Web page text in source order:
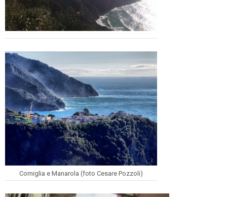
Corniglia e Manarola (foto Cesare Pozzoli)